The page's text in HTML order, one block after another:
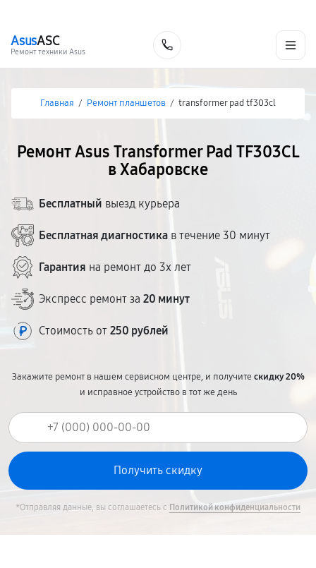
AsusASC
Ремонт техники Asus
Главная / Ремонт планшетов / transformer pad tf303cl
Ремонт Asus Transformer Pad TF303CL
в Хабаровске
Бесплатный выезд курьера
Бесплатная диагностика в течение 30 минут
Гарантия на ремонт до 3х лет
Экспресс ремонт за 20 минут
Стоимость от 250 рублей
Закажите ремонт в нашем сервисном центре, и получитескидку 20%
и исправное устройство в тот же день
*Отправляя данные, вы соглашаетесь с Политикой конфиденциальности